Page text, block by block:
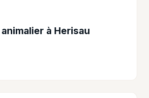
à Herisau